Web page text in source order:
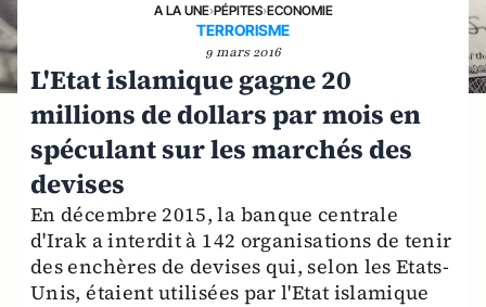
A LA UNE›PÉPITES›ECONOMIE
TERRORISME
9 mars 2016
L'Etat islamique gagne 20
millions de dollars par mois en
spéculant sur les marchés des
devises
En décembre 2015, la banque centrale
d'Irak a interdit à 142 organisations de tenir
des enchères de devises qui, selon les Etats-
Unis, étaient utilisées par l'Etat islamique